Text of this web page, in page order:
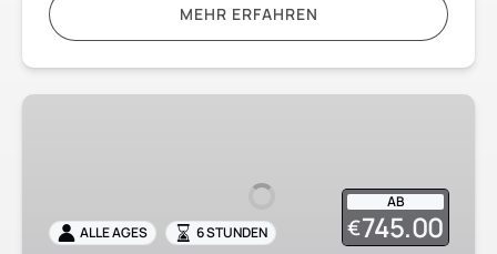
MEHR ERFAHREN
Königspalast
Amphitheater
AB
€745.00
ALLE AGES 6 STUNDEN